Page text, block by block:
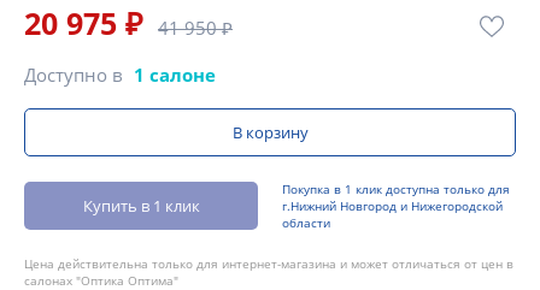
20 975 ₽ 41 950 ₽
Доступно в 1 салоне
В корзину
Купить в 1 клик
Покупка в 1 клик доступна только для
г.Нижний Новгород и Нижегородской
области
Цена действительна только для интернет-магазина и может отличаться от цен в
салонах "Оптика Оптима"